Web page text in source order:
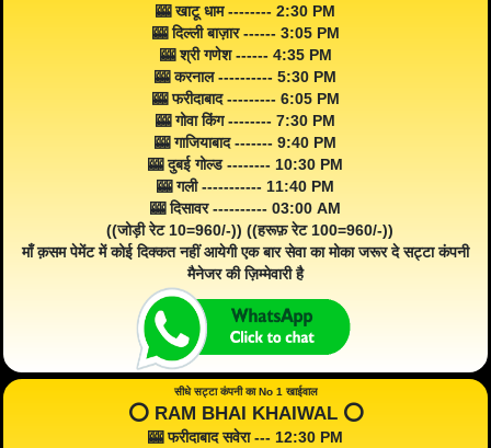
🎰 खाटू धाम -------- 2:30 PM
🎰 दिल्ली बाज़ार ------ 3:05 PM
🎰 श्री गणेश ------ 4:35 PM
🎰 करनाल ---------- 5:30 PM
🎰 फरीदाबाद --------- 6:05 PM
🎰 गोवा किंग -------- 7:30 PM
🎰 गाजियाबाद ------- 9:40 PM
🎰 दुबई गोल्ड -------- 10:30 PM
🎰 गली ----------- 11:40 PM
🎰 दिसावर ---------- 03:00 AM
((जोड़ी रेट 10=960/-)) ((हरूफ़ रेट 100=960/-))
माँ क़सम पेमेंट में कोई दिक्कत नहीं आयेगी एक बार सेवा का मोका जरूर दे सट्टा कंपनी
मैनेजर की ज़िम्मेवारी है
सीधे सट्टा कंपनी का No 1 खाईवाल
⭕️ RAM BHAI KHAIWAL ⭕️
🎰 फरीदाबाद सवेरा --- 12:30 PM